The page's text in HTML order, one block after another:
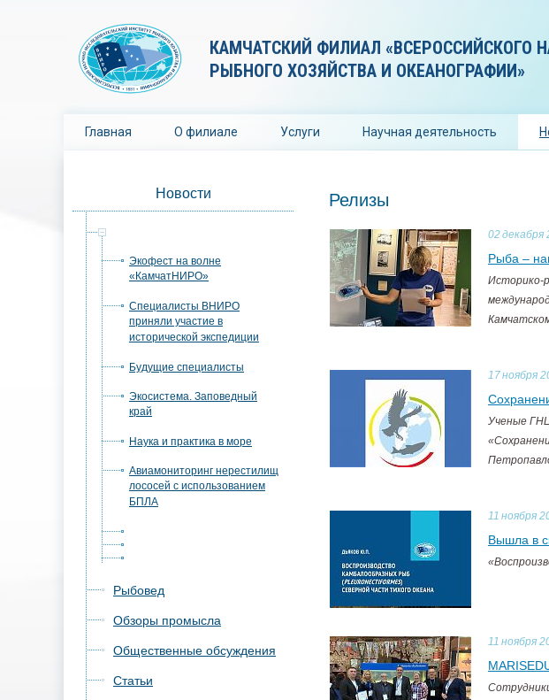
КАМЧАТСКИЙ ФИЛИАЛ «ВСЕРОССИЙСКОГО
РЫБНОГО ХОЗЯЙСТВА И ОКЕАНОГРАФИИ»
Главная О филиале Услуги Научная деятельность
Новости
Экофест на волне
«КамчатНИРО»
Специалисты ВНИРО
приняли участие в
исторической экспедиции
Будущие специалисты
Экосистема. Заповедный
край
Наука и практика в море
Авиамониторинг нерестилищ
лососей с использованием
БПЛА
Рыбовед
Обзоры промысла
Общественные обсуждения
Статьи
Релизы
02декабря
Рыба –
Историко-
17ноября
Ученые
11 ноября
Вышла в
11 ноября